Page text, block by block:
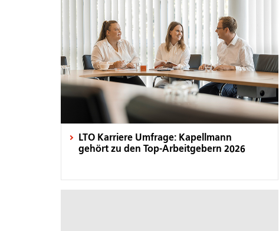
LTO Karriere Umfrage: Kapellmann
gehört zu den Top-Arbeitgebern 2026